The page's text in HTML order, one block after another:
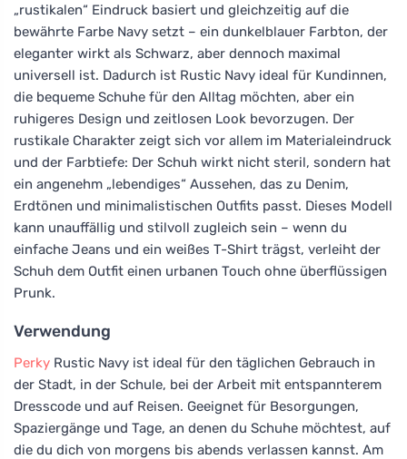
„rustikalen“ Eindruck basiert und gleichzeitig auf die
bewährte Farbe Navy setzt – ein dunkelblauer Farbton, der
eleganter wirkt als Schwarz, aber dennoch maximal
universell ist. Dadurch ist Rustic Navy ideal für Kundinnen,
die bequeme Schuhe für den Alltag möchten, aber ein
ruhigeres Design und zeitlosen Look bevorzugen. Der
rustikale Charakter zeigt sich vor allem im Materialeindruck
und der Farbtiefe: Der Schuh wirkt nicht steril, sondern hat
ein angenehm „lebendiges“ Aussehen, das zu Denim,
Erdtönen und minimalistischen Outfits passt. Dieses Modell
kann unauffällig und stilvoll zugleich sein – wenn du
einfache Jeans und ein weißes T-Shirt trägst, verleiht der
Schuh dem Outfit einen urbanen Touch ohne überflüssigen
Prunk.
Verwendung
Perky Rustic Navy ist ideal für den täglichen Gebrauch in
der Stadt, in der Schule, bei der Arbeit mit entspannterem
Dresscode und auf Reisen. Geeignet für Besorgungen,
Spaziergänge und Tage, an denen du Schuhe möchtest, auf
die du dich von morgens bis abends verlassen kannst. Am